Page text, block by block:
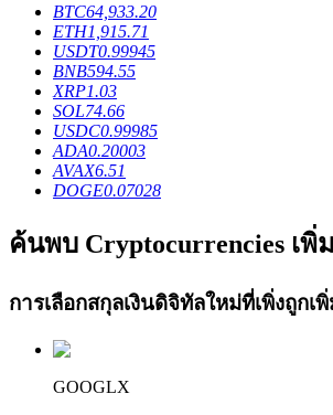
BTC64,933.20
ETH1,915.71
USDT0.99945
BNB594.55
XRP1.03
SOL74.66
USDC0.99985
ADA0.20003
AVAX6.51
DOGE0.07028
ค้นพบ Cryptocurrencies เพิ่
การเลือกสกุลเงินดิจิทัลใหม่ที่เพิ่งถูก
GOOGLX